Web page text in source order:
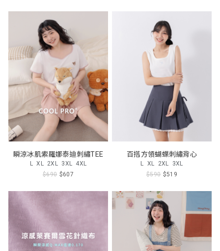
瞬涼冰肌索羅娜泰迪刺繡TEE
L XL 2XL 3XL 4XL
$690 $607
百搭方領蝴蝶刺繡背心
L XL 2XL 3XL
$590 $519